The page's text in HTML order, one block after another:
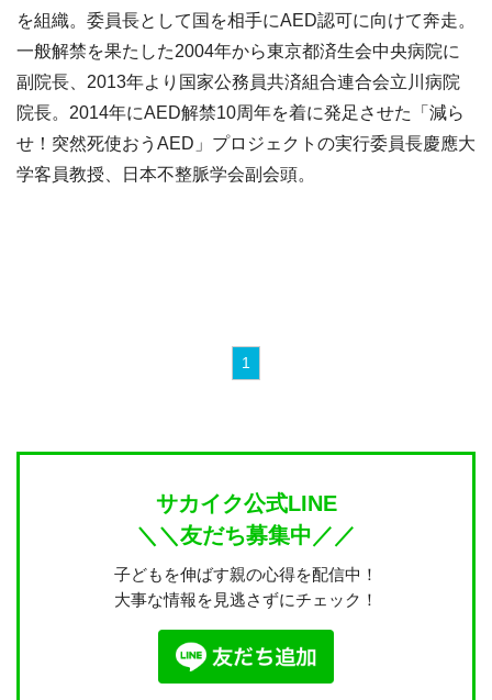
を組織。委員長として国を相手にAED認可に向けて奔走。
一般解禁を果たした2004年から東京都済生会中央病院に
副院長、2013年より国家公務員共済組合連合会立川病院
院長。2014年にAED解禁10周年を着に発足させた「減ら
せ！突然死使おうAED」プロジェクトの実行委員長慶應大
学客員教授、日本不整脈学会副会頭。
1
サカイク公式LINE
＼＼友だち募集中／／
子どもを伸ばす親の心得を配信中！
大事な情報を見逃さずにチェック！